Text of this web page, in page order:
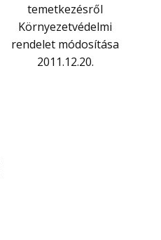
temetkezésről
Környezetvédelmi
rendelet módosítása
2011.12.20.